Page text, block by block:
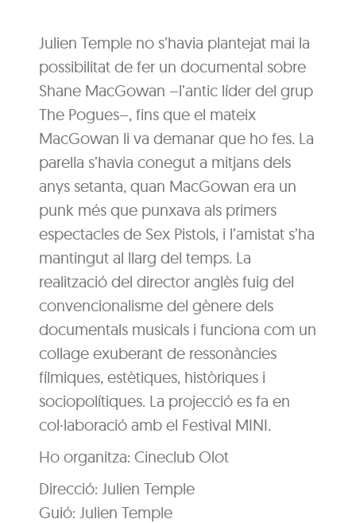
Julien Temple no s’havia plantejat mai la
possibilitat de fer un documental sobre
Shane MacGowan –l’antic líder del grup
The Pogues–, fins que el mateix
MacGowan li va demanar que ho fes. La
parella s’havia conegut a mitjans dels
anys setanta, quan MacGowan era un
punk més que punxava als primers
espectacles de Sex Pistols, i l’amistat s’ha
mantingut al llarg del temps. La
realització del director anglès fuig del
convencionalisme del gènere dels
documentals musicals i funciona com un
collage exuberant de ressonàncies
fílmiques, estètiques, històriques i
sociopolítiques. La projecció es fa en
col·laboració amb el Festival MINI.
Ho organitza: Cineclub Olot
Direcció: Julien Temple
Guió: Julien Temple